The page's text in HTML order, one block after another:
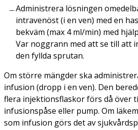
Administrera lösningen
intravenöst (i en ven) med en
bekväm (max 4 ml/min) med
Var noggrann med att se till att
den fyllda sprutan.
Om större mängder ska
infusion (dropp i en ven). Den
flera injektionsflaskor förs då över
infusionspåse eller pump. Om
som infusion görs det av